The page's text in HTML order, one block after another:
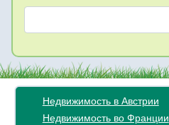
Недвижимость в Австрии
Недвижимость во Франции